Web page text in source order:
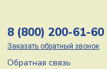
8 (800) 200-61-60
Заказать обратный звонок
Обратная связь